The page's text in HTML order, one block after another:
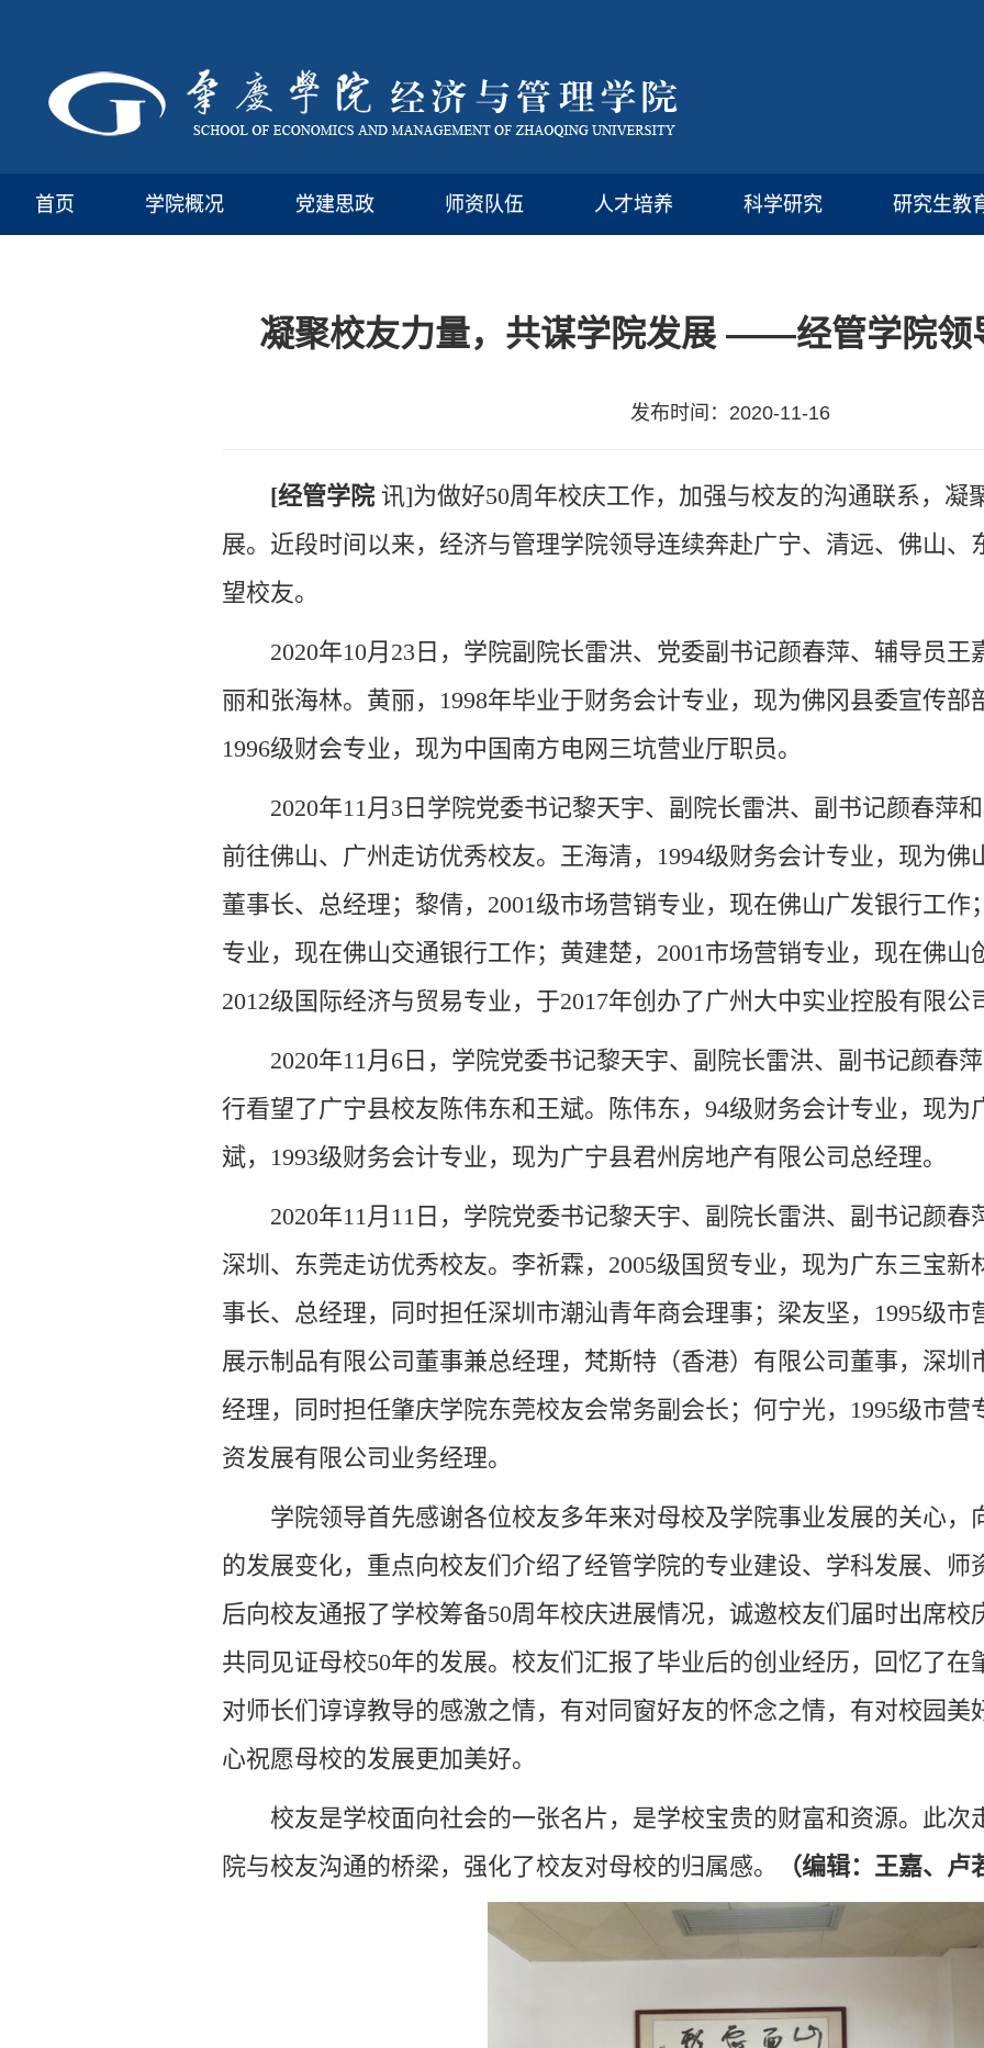
首页 学院概况 党建思政 师资队伍 人才培养 科学研究 研究生教
凝聚校友力量，共谋学院发展 ——经管学院领
发布时间：2020-11-16
[经管学院 讯]为做好50周年校庆工作，加强与校友的沟通联系，凝
展。近段时间以来，经济与管理学院领导连续奔赴广宁、清远、佛山、
望校友。
2020年10月23日，学院副院长雷洪、党委副书记颜春萍、辅导员
丽和张海林。黄丽，1998年毕业于财务会计专业，现为佛冈县委宣传部
1996级财会专业，现为中国南方电网三坑营业厅职员。
2020年11月3日学院党委书记黎天宇、副院长雷洪、副书记颜春萍
前往佛山、广州走访优秀校友。王海清，1994级财务会计专业，现为佛
董事长、总经理；黎倩，2001级市场营销专业，现在佛山广发银行工作
专业，现在佛山交通银行工作；黄建楚，2001市场营销专业，现在佛山
2012级国际经济与贸易专业，于2017年创办了广州大中实业控股有限公
2020年11月6日，学院党委书记黎天宇、副院长雷洪、副书记颜春
行看望了广宁县校友陈伟东和王斌。陈伟东，94级财务会计专业，现为
斌，1993级财务会计专业，现为广宁县君州房地产有限公司总经理。
2020年11月11日，学院党委书记黎天宇、副院长雷洪、副书记颜
深圳、东莞走访优秀校友。李祈霖，2005级国贸专业，现为广东三宝新
事长、总经理，同时担任深圳市潮汕青年商会理事；梁友坚，1995级市
展示制品有限公司董事兼总经理， 梵斯特（香港）有限公司 董事，深圳
经理，同时担任肇庆学院东莞校友会常务副 会长；何宁光， 1995级市营
资发展有限公司业务经理。
学院领导首先感谢各位校友多年来对母校及学院事业发展的关心，
的发展变化，重点向校友们介绍了经管学院的专业建设、学科发展、师
后向校友通报了学校筹备50周年校庆进展情况，诚邀校友们届时出席校
共同见证母校50年的发展。校友们汇报了毕业后的创业经历，回忆了在
对师长们谆谆教导的感激之情，有对同窗好友的怀念之情，有对校园美
心祝愿母校的发展更加美好。
校友是学校面向社会的一张名片，是学校宝贵的财富和资源。此次
院与校友沟通的桥梁，强化了校友对母校的归属感。 （编辑：王嘉、卢